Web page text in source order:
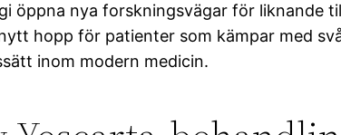
öppna nya forskningsvägar för liknande
hopp för patienter som kämpar med
inom modern medicin.